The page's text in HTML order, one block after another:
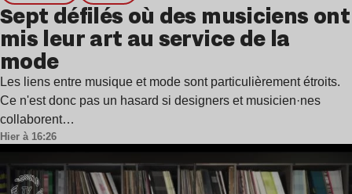
Sept défilés où des musiciens ont
mis leur art au service de la
mode
Les liens entre musique et mode sont particulièrement étroits.
Ce n'est donc pas un hasard si designers et musicien·nes
collaborent…
Hier à 16:26